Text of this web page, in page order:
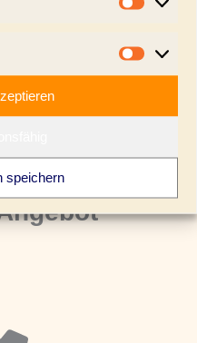
speichernund ein